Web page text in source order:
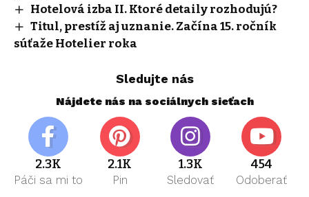
Hotelová izba II. Ktoré detaily rozhodujú?
Titul, prestíž aj uznanie. Začína 15. ročník
súťaže Hotelier roka
Sledujte nás
Nájdete nás na sociálnych sieťach
2.3K
Páči sa mi to
2.1K
Pin
1.3K
Sledovať
454
Odoberať